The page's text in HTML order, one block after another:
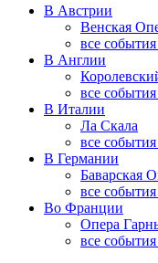
В Австрии
Венская
все
В Англии
все
В Италии
Ла Скала
все
В Германии
Баварская
все
Во Франции
Опера
все